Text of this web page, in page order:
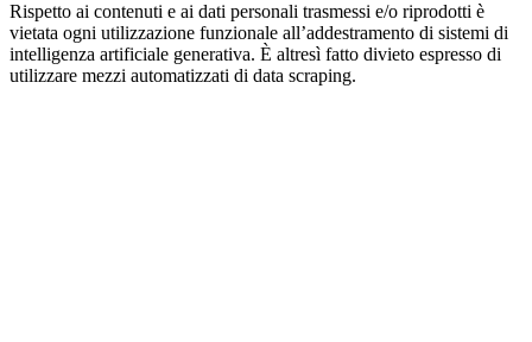
Rispetto ai contenuti e ai dati personali trasmessi e/o riprodotti è
vietata ogni utilizzazione funzionale all’addestramento di sistemi di
intelligenza artificiale generativa. È altresì fatto divieto espresso di
utilizzare mezzi automatizzati di data scraping.